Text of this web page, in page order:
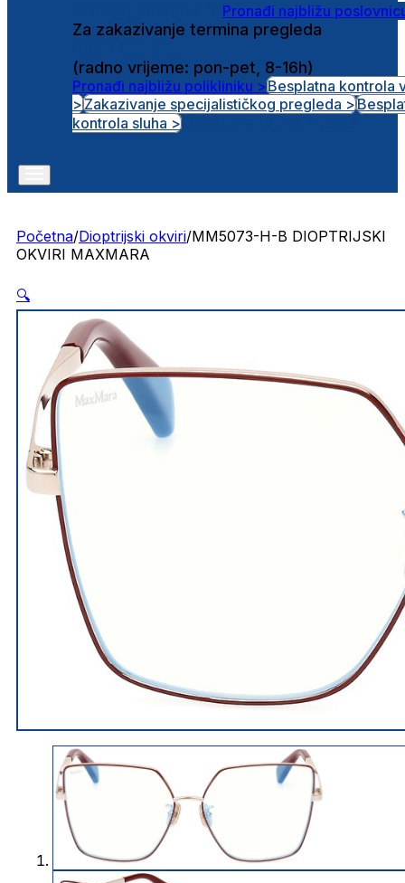
Pronađi najbližu
Za zakazivanje termina pregleda
(radno vrijeme: pon-pet, 8-16h)
Pronađi najbližu polikliniku >Besplatna kontrola
>Zakazivanje specijalističkog pregleda >
kontrola sluha >
Početna/Dioptrijski okviri/MM5073-H-B DIOPTRIJSKI
OKVIRI MAXMARA
🔍